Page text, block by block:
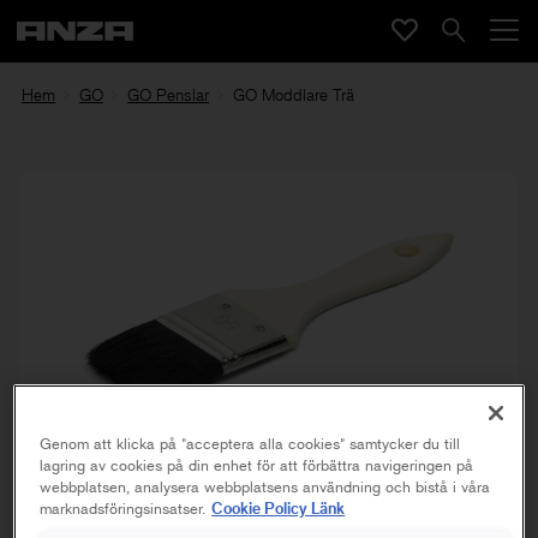
Hem GO GO Penslar GO Moddlare Trä
Genom att klicka på "acceptera alla cookies" samtycker du till
lagring av cookies på din enhet för att förbättra navigeringen på
webbplatsen, analysera webbplatsens användning och bistå i våra
marknadsföringsinsatser. Cookie Policy Länk